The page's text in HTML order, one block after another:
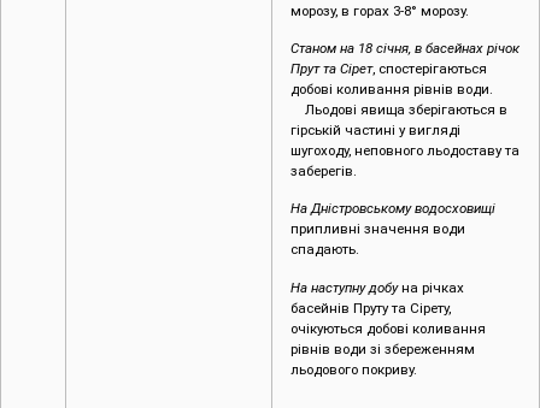
морозу, в горах 3-8° морозу.
Станом на 18 січня, в басейнах річок
Прут та Сірет, спостерігаються
добові коливання рівнів води.
Льодові явища зберігаються в
гірській частині у вигляді
шугоходу, неповного льодоставу та
заберегів.
На Дністровському водосховищі
припливні значення води
спадають.
На наступну добуна річках
басейнів Пруту та Сірету,
очікуються добові коливання
рівнів води зі збереженням
льодового покриву.